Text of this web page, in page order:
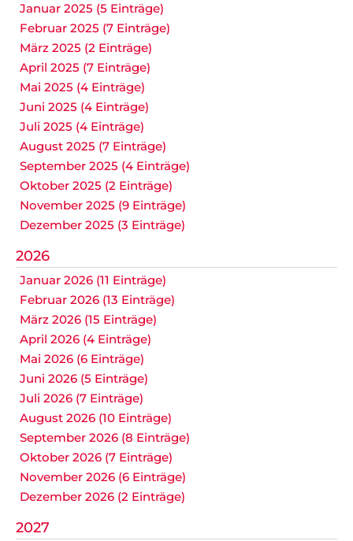
Januar 2025 (5 Einträge)
Februar 2025 (7 Einträge)
März 2025 (2 Einträge)
April 2025 (7 Einträge)
Mai 2025 (4 Einträge)
Juni 2025 (4 Einträge)
Juli 2025 (4 Einträge)
August 2025 (7 Einträge)
September 2025 (4 Einträge)
Oktober 2025 (2 Einträge)
November 2025 (9 Einträge)
Dezember 2025 (3 Einträge)
2026
Januar 2026 (11 Einträge)
Februar 2026 (13 Einträge)
März 2026 (15 Einträge)
April 2026 (4 Einträge)
Mai 2026 (6 Einträge)
Juni 2026 (5 Einträge)
Juli 2026 (7 Einträge)
August 2026 (10 Einträge)
September 2026 (8 Einträge)
Oktober 2026 (7 Einträge)
November 2026 (6 Einträge)
Dezember 2026 (2 Einträge)
2027